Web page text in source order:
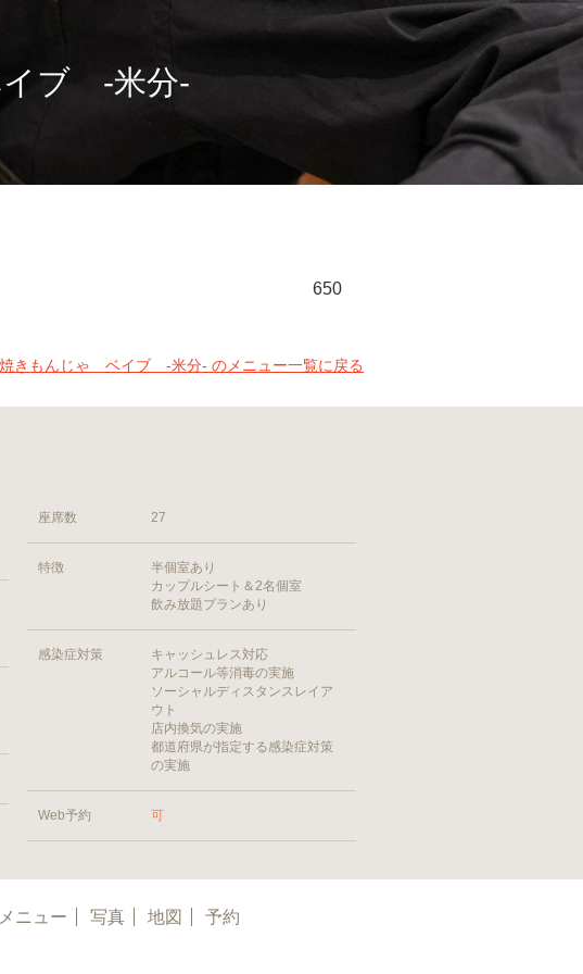
イブ -米分-
650
きもんじゃ ベイブ -米分- のメニュー一覧に戻る
座席数 27
特徴
半個室あり
カップルシート＆2名個室
飲み放題プランあり
感染症対策
キャッシュレス対応
アルコール等消毒の実施
ソーシャルディスタンスレイア
ウト
店内換気の実施
都道府県が指定する感染症対策
の実施
Web予約 可
メニュー 写真 地図 予約